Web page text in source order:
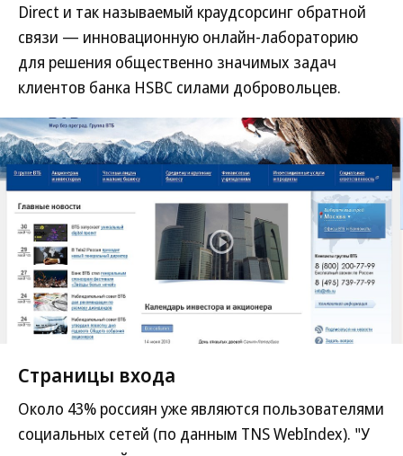
Direct и так называемый краудсорсинг обратной
связи — инновационную онлайн-лабораторию
для решения общественно значимых задач
клиентов банка HSBC силами добровольцев.
Страницы входа
Около 43% россиян уже являются пользователями
социальных сетей (по данным TNS WebIndex). "У